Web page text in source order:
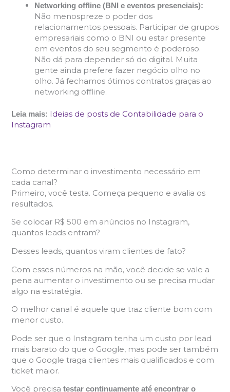
Networking offline (BNI e eventos presenciais):
Não menospreze o poder dos
relacionamentos pessoais. Participar de grupos
empresariais como o BNI ou estar presente
em eventos do seu segmento é poderoso.
Não dá para depender só do digital. Muita
gente ainda prefere fazer negócio olho no
olho. Já fechamos ótimos contratos graças ao
networking offline.
Leia mais: Ideias de posts de Contabilidade para o
Instagram
Como determinar o investimento necessário em
cada canal?
Primeiro, você testa. Começa pequeno e avalia os
resultados.
Se colocar R$ 500 em anúncios no Instagram,
quantos leads entram?
Desses leads, quantos viram clientes de fato?
Com esses números na mão, você decide se vale a
pena aumentar o investimento ou se precisa mudar
algo na estratégia.
O melhor canal é aquele que traz cliente bom com
menor custo.
Pode ser que o Instagram tenha um custo por lead
mais barato do que o Google, mas pode ser também
que o Google traga clientes mais qualificados e com
ticket maior.
Você precisa testar continuamente até encontrar o